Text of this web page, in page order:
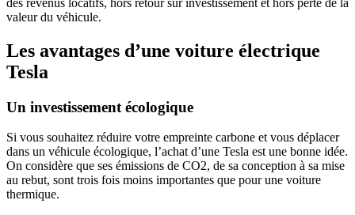
valeur du véhicule.
Les avantages d’une voiture électrique
Tesla
Un investissement écologique
Si vous souhaitez réduire votre empreinte carbone et vous déplacer
dans un véhicule écologique, l’achat d’une Tesla est une bonne idée.
On considère que ses émissions de CO2, de sa conception à sa mise
au rebut, sont trois fois moins importantes que pour une voiture
thermique.